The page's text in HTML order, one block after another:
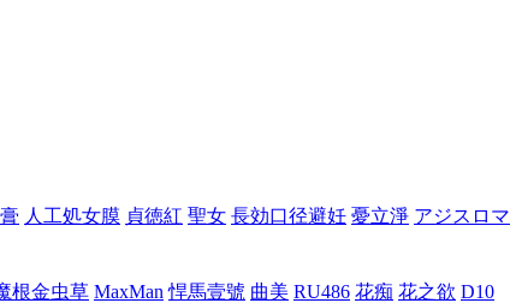
人工処女膜 貞徳紅 聖女 長効口径避妊 憂立淨 アジスロマ
根金虫草 MaxMan 悍馬壹號 曲美 RU486 花痴 花之欲 D10